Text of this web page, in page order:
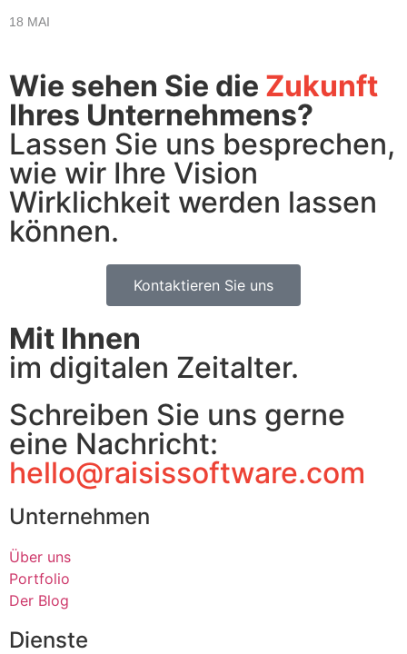
18 MAI
Wie sehen Sie die Zukunft
Ihres Unternehmens?
Lassen Sie uns besprechen,
wie wir Ihre Vision
Wirklichkeit werden lassen
können.
Kontaktieren Sie uns
Mit Ihnen
im digitalen Zeitalter.
Schreiben Sie uns gerne
eine Nachricht:
hello@raisissoftware.com
Unternehmen
Über uns
Portfolio
Der Blog
Dienste